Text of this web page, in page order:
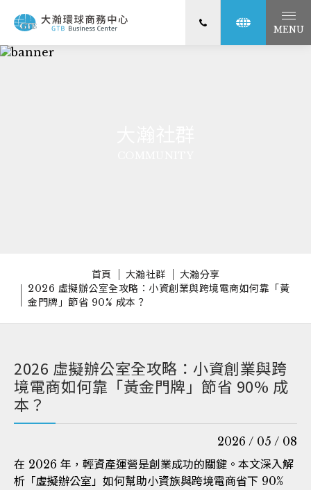
MENU
首頁 大瀚社群
大瀚分享
2026 虛擬辦公室全攻略：小資創業與跨境電商如何靠「黃
金門牌」節省 90% 成本？
2026 虛擬辦公室全攻略：小資創業與跨
境電商如何靠「黃金門牌」節省 90% 成
本？
2026 / 05 / 08
在 2026 年，輕資產運營是創業成功的關鍵。本文深入解
析「虛擬辦公室」如何幫助小資族與跨境電商省下 90%